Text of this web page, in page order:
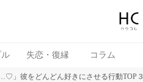
ル 失恋・復縁 コラム
」彼をどんどん好きにさせる行動TOP３